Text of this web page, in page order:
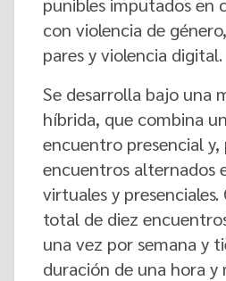
con violencia de
pares y violencia digital.
Se desarrolla bajo una
híbrida, que combina
encuentro presencial
encuentros alternados
virtuales y
total de diez
una vez por semana y
duración de una hora y